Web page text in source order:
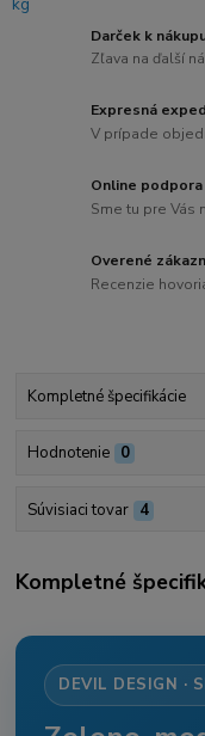
Darček k
Zľava na ďalší
Expresná
V prípade
Online podpora
Sme tu pre Vás
Overené
Recenzie
Kompletné špecifikácie
Hodnotenie 0
Súvisiaci tovar 4
Kompletné
DEVIL DESIGN ·